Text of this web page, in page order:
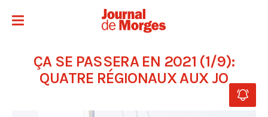
ÇA SE PASSERA EN 2021 (1/9):
QUATRE RÉGIONAUX AUX JO